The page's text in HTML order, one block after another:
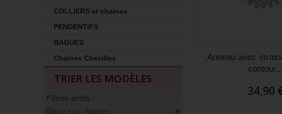
COLLIERS et chaines
PENDENTIFS
BAGUES
Chaines Chevilles
TRIER LES MODÈLES
Anneau avec
contour...
34,90